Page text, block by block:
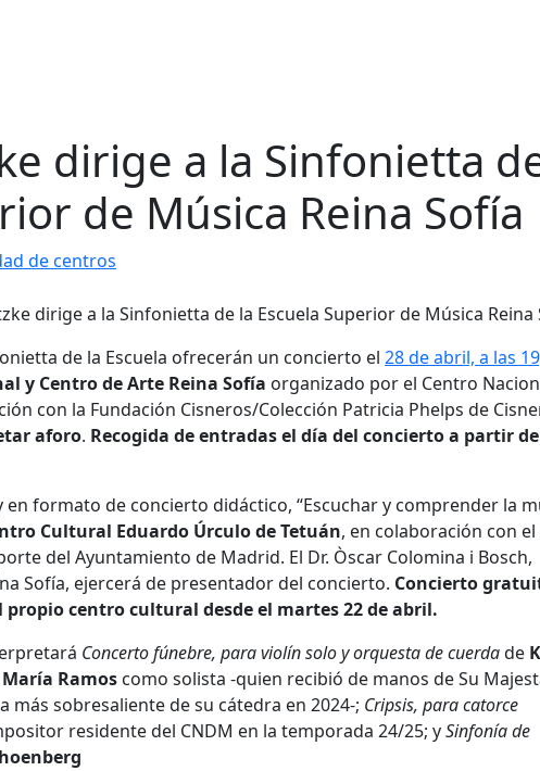
dirige a la Sinfonietta
de Música Reina Sofía
de centros
de la Escuela ofrecerán un concierto el 28 de abril, a las
y Centro de Arte Reina Sofía organizado por el Centro
con la Fundación Cisneros/Colección Patricia Phelps de
aforo. Recogida de entradas el día del concierto a partir
en formato de concierto didáctico, “Escuchar y comprender la
Cultural Eduardo Úrculo de Tetuán, en colaboración con el
del Ayuntamiento de Madrid. El Dr. Òscar Colomina i Bosch,
Sofía, ejercerá de presentador del concierto. Concierto
propio centro cultural desde el martes 22 de abril.
Concerto fúnebre, para violín solo y orquesta de cuerdade
María Ramos como solista -quien recibió de manos de Su
más sobresaliente de su cátedra en 2024-; Cripsis, para catorce
residente del CNDM en la temporada 24/25; ySinfonía de